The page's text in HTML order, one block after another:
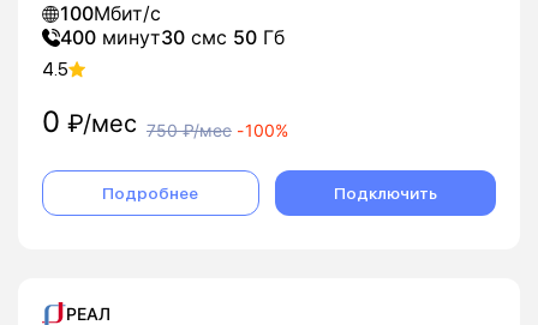
100Мбит/с
400 минут30 смс 50 Гб
4.5
0 ₽/мес 750₽/мес -100%
Подробнее Подключить
РЕАЛ